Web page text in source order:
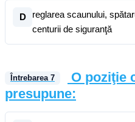
D
reglarea scaunului,
centurii de siguranţă
Întrebarea 7
O poziţie
presupune: